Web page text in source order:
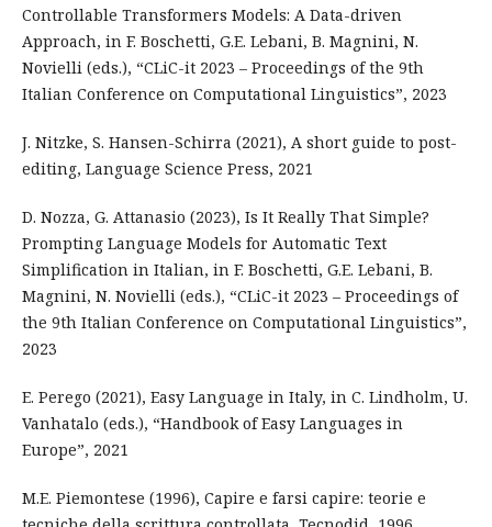
Controllable Transformers Models: A Data-driven
Approach, in F. Boschetti, G.E. Lebani, B. Magnini, N.
Novielli (eds.), “CLiC-it 2023 – Proceedings of the 9th
Italian Conference on Computational Linguistics”, 2023
J. Nitzke, S. Hansen-Schirra (2021), A short guide to post-
editing, Language Science Press, 2021
D. Nozza, G. Attanasio (2023), Is It Really That Simple?
Prompting Language Models for Automatic Text
Simplification in Italian, in F. Boschetti, G.E. Lebani, B.
Magnini, N. Novielli (eds.), “CLiC-it 2023 – Proceedings of
the 9th Italian Conference on Computational Linguistics”,
2023
E. Perego (2021), Easy Language in Italy, in C. Lindholm, U.
Vanhatalo (eds.), “Handbook of Easy Languages in
Europe”, 2021
M.E. Piemontese (1996), Capire e farsi capire: teorie e